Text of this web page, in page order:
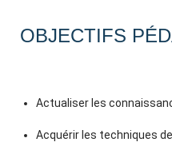
OBJECTIFS
Actualiser les
Acquérir les techniques